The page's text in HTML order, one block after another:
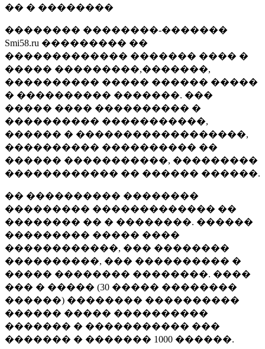
�� � ��������
�������� ��������-�������
Smi58.ru ��������� ��
������������� ������� ���� �
����� ���������,�������,
���������� ����� ������ �����
� ���������� �������. ���
����� ���� ���������� �
���������� �����������,
������ � ������������������,
���������� ���������� ��
������ �����������, ���������
������������ �� ������ ������.
�� ���������� ��������
��������� ������������� ��
�������� �� � ��������. ������
��������� ����� ����
������������, ��� ��������
����������, ��� ���������� �
����� �������� ��������. ����
��� � ����� (30 ����� ��������
������) �������� ����������
������ ����� ����������
������� � ����������� ���
������� � ������� 1000 ������.